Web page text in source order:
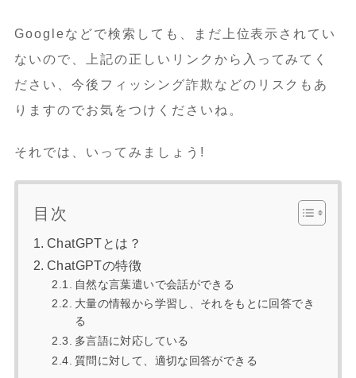
Googleなどで検索しても、まだ上位表示されてい
ないので、上記の正しいリンクから入ってみてく
ださい、今後フィッシング詐欺などのリスクもあ
りますのでお気をつけくださいね。
それでは、いってみましょう!
目次
ChatGPTとは？
ChatGPTの特徴
自然な言葉遣いで会話ができる
大量の情報から学習し、それをもとに回答でき
る
多言語に対応している
質問に対して、適切な回答ができる